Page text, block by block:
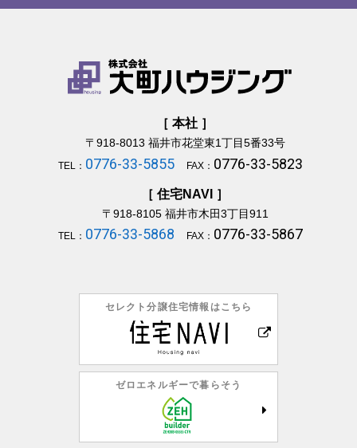
［ 本社 ］
〒918-8013 福井市花堂東1丁目5番33号
TEL： 0776-33-5855 FAX： 0776-33-5823
［ 住宅NAVI ］
〒918-8105福井市木田3丁目911
TEL： 0776-33-5868 FAX： 0776-33-5867
セレクト分譲住宅情報はこちら
ゼロエネルギーで暮らそう